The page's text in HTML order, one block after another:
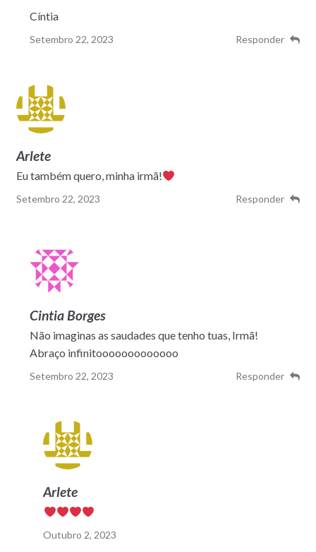
Cíntia
Setembro 22, 2023 Responder
Arlete
Eu também quero, minha irmã!
Setembro 22, 2023 Responder
Cintia Borges
Não imaginas as saudades que tenho tuas, Irmã!
Abraço infinitooooooooooooo
Setembro 22, 2023 Responder
Arlete
Outubro 2, 2023